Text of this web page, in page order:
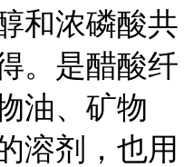
和浓磷酸共
。是醋酸纤
油、矿物
溶剂，也用